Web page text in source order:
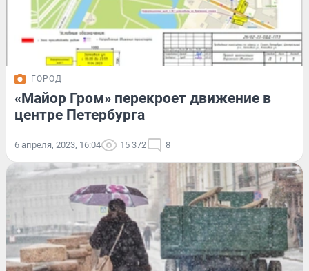
ГОРОД
«Майор Гром» перекроет движение в
центре Петербурга
6 апреля, 2023, 16:04 15 372 8